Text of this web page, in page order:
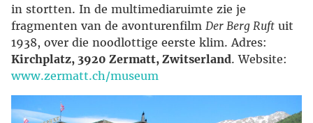
in stortten. In de multimediaruimte zie je
fragmenten van de avonturenfilm Der Berg Ruft uit
1938, over die noodlottige eerste klim. Adres:
Kirchplatz, 3920 Zermatt, Zwitserland. Website:
www.zermatt.ch/museum